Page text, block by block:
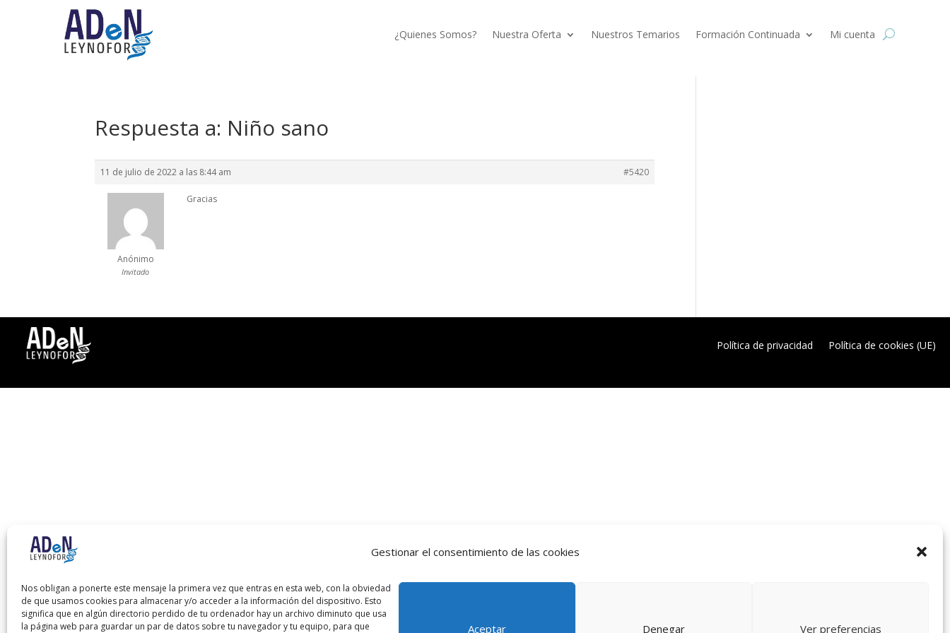
Gestionar el consentimiento de las cookies
Nos obligan a ponerte este mensaje la primera vez que entras en esta web, con la obviedad
de que usamos cookies para almacenar y/o acceder a la información del dispositivo. Esto
significa que en algún directorio perdido de tu ordenador hay un archivo diminuto que usa
la página web para guardar un par de datos sobre tu navegador y tu equipo, para que
Aceptar Denegar Ver preferencias
¿Quienes Somos? Nuestra Oferta Nuestros Temarios Formación Continuada Mi cuenta
Respuesta a: Niño sano
11 de julio de 2022 a las 8:44 am #5420
Anónimo
Invitado
Gracias
Política de privacidad Política de cookies (UE)